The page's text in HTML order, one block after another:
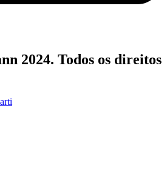
2024. Todos os direitos